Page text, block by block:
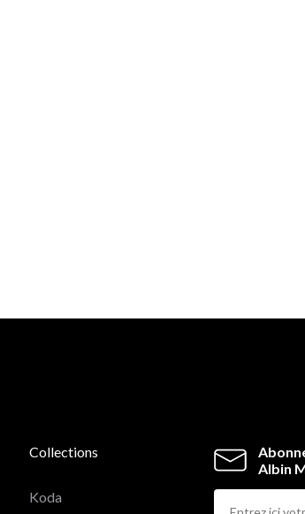
Albin
Collections
Koda